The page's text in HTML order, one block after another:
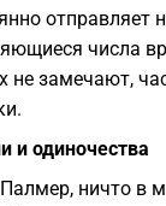
отправляет
числа
не замечают,
и одиночества
ничто в